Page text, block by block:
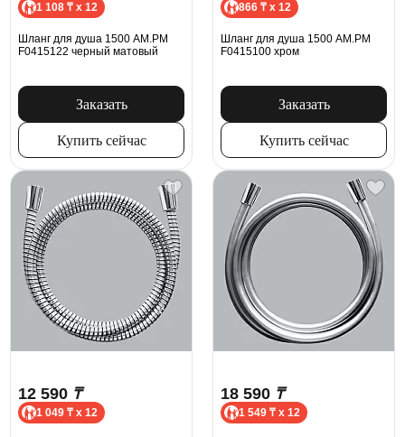
1 108 ₸ x 12
Шланг для душа 1500 AM.PM
F0415122 черный матовый
Заказать
Купить сейчас
866 ₸ x 12
Шланг для душа 1500 AM.PM
F0415100 хром
Заказать
Купить сейчас
12 590 ₸
1 049 ₸ x 12
18 590 ₸
1 549 ₸ x 12